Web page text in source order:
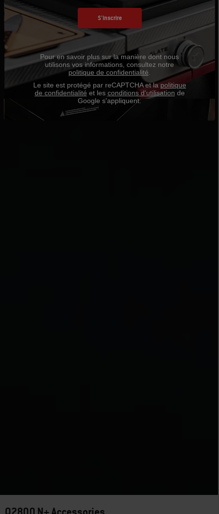
S'inscrire
Pour en savoir plus sur la manière dont nous
utilisons vos informations, consultez notre
politique de confidentialité
Le site est protégé par reCAPTCHA et lapolitique
de confidentialité et les conditions d'utilisation de
Google s'appliquent.